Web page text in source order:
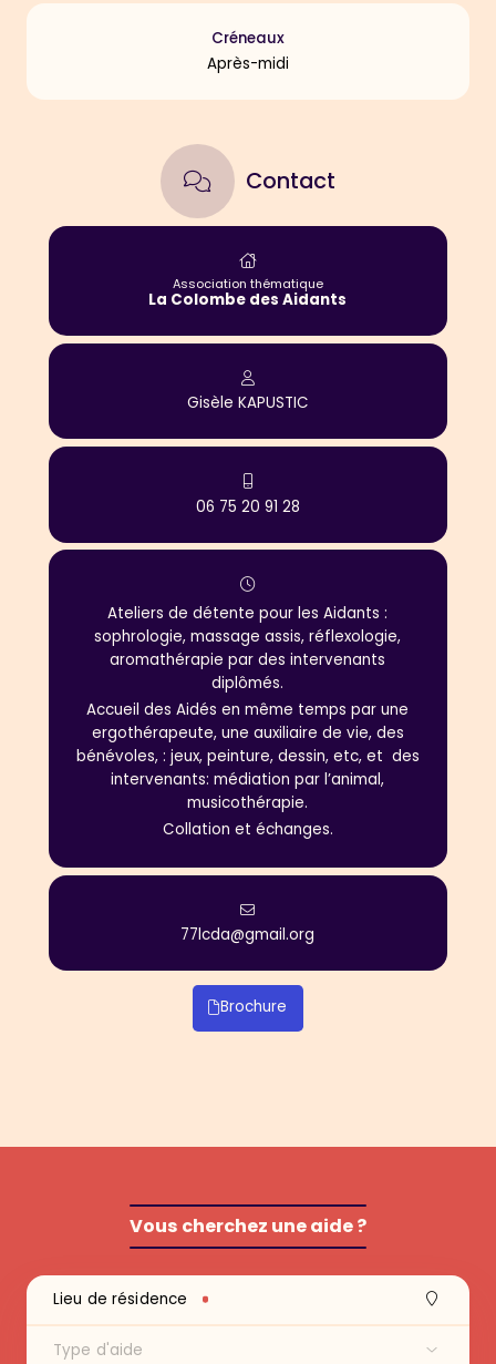
Créneaux
Après-midi
Contact
Association thématique
La Colombe des Aidants
Gisèle KAPUSTIC
06 75 20 91 28
Ateliers de détente pour les Aidants :
sophrologie, massage assis, réflexologie,
aromathérapie par des intervenants
diplômés.
Accueil des Aidés en même temps par une
ergothérapeute, une auxiliaire de vie, des
bénévoles, : jeux, peinture, dessin, etc, et des
intervenants: médiation par l’animal,
musicothérapie.
Collation et échanges.
77lcda@gmail.org
Brochure
Vous cherchez une aide ?
Recherche
Lieu de résidence
Type d'aide